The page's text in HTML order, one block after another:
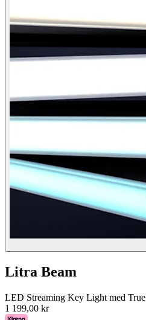
Litra Beam
LED Streaming Key Light med
1 199,00 kr